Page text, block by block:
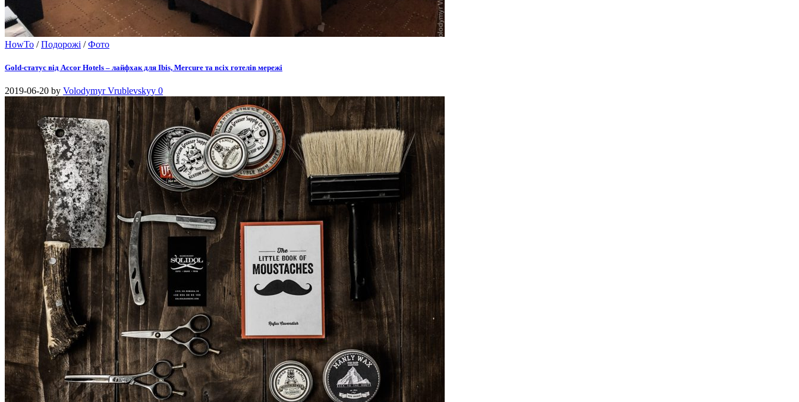
HowTo /Подорожі /Фото
Gold-статус від Accor Hotels – лайфхак для Ibis, Mercure та всіх готелів мережі
2019-06-20 by Volodymyr Vrublevskyy 0